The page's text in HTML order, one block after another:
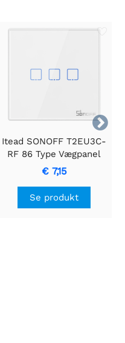

Itead SONOFF T2EU3C-
RF 86 Type Vægpanel
Sticky 433MHz Wireless
RF Remote 3 Gang
€ 7,15
Se produkt